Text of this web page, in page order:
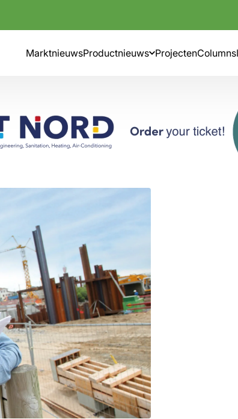
MarktnieuwsProductnieuws ProjectenColumns